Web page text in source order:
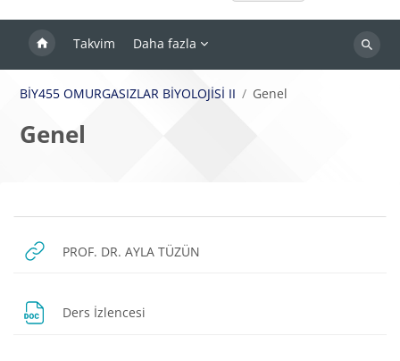
Takvim Daha fazla
Dersleri
BİY455 OMURGASIZLAR BİYOLOJİSİ II Genel
Genel
Bloklar
Bölüm anahatları
PROF. DR. AYLA TÜZÜN
Ders İzlencesi